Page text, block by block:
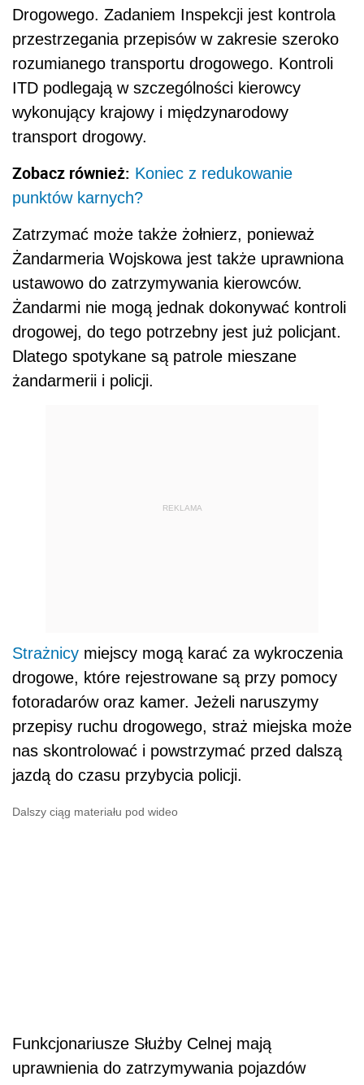
Drogowego. Zadaniem Inspekcji jest kontrola
przestrzegania przepisów w zakresie szeroko
rozumianego transportu drogowego. Kontroli
ITD podlegają w szczególności kierowcy
wykonujący krajowy i międzynarodowy
transport drogowy.
Zobacz również: Koniec z redukowanie
punktów karnych?
Zatrzymać może także żołnierz, ponieważ
Żandarmeria Wojskowa jest także uprawniona
ustawowo do zatrzymywania kierowców.
Żandarmi nie mogą jednak dokonywać kontroli
drogowej, do tego potrzebny jest już policjant.
Dlatego spotykane są patrole mieszane
żandarmerii i policji.
REKLAMA
Strażnicy miejscy mogą karać za wykroczenia
drogowe, które rejestrowane są przy pomocy
fotoradarów oraz kamer. Jeżeli naruszymy
przepisy ruchu drogowego, straż miejska może
nas skontrolować i powstrzymać przed dalszą
jazdą do czasu przybycia policji.
Dalszy ciąg materiału pod wideo
Funkcjonariusze Służby Celnej mają
uprawnienia do zatrzymywania pojazdów